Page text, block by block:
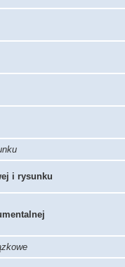
i rysunku